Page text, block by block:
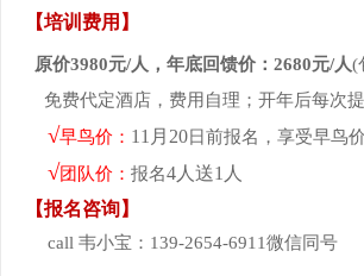
【培训费用】
原价3980元/人 ，年底回馈价：2680元/人(
免费代定酒店，费用自理；开年后每次
√早鸟价 ： 11月20日前报名，享受早鸟价
√团队价： 报名4人送1人
【报名咨询】
call 韦小宝：139-2654-6911微信同号